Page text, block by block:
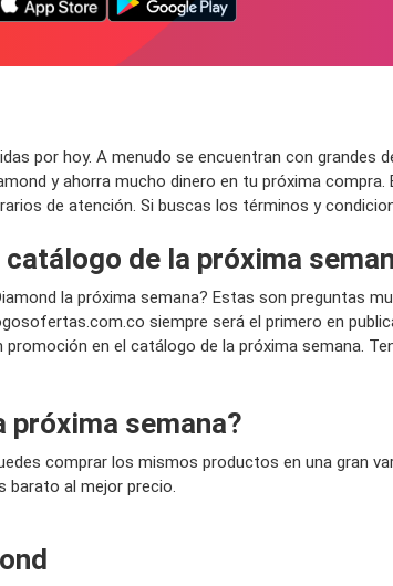
por hoy. A menudo se encuentran con
y ahorra mucho dinero en tu próxima
de atención. Si buscas los términos y
de la próxima
la próxima semana? Estas son preguntas
siempre será el primero en
en el catálogo de la próxima semana.
próxima semana?
comprar los mismos productos en una gran
barato al mejor precio.